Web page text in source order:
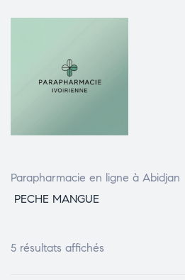
Parapharmacie en ligne à Abidjan
PECHE MANGUE
5 résultats affichés